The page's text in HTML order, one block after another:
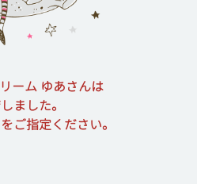
ーム ゆあさんは
ました。
ご指定ください。